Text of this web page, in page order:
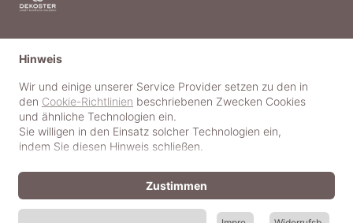
Hinweis
Wir und einige unserer Service Provider setzen zu den in
den Cookie-Richtlinien beschriebenen Zwecken Cookies
und ähnliche Technologien ein.
Sie willigen in den Einsatz solcher Technologien ein,
indem Sie diesen Hinweis schließen.
Zustimmen